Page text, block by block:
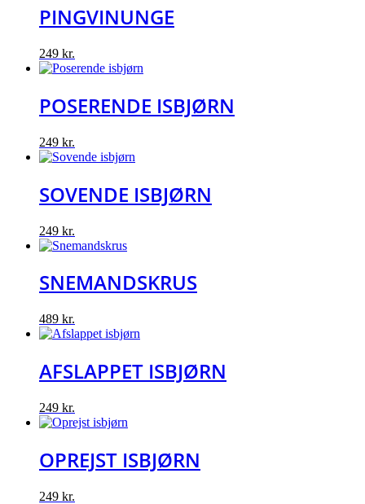
239 kr..199 kr..
PINGVINUNGE
249 kr.
POSERENDE ISBJØRN
249 kr.
SOVENDE ISBJØRN
249 kr.
SNEMANDSKRUS
489 kr.
AFSLAPPET ISBJØRN
249 kr.
OPREJST ISBJØRN
249 kr.